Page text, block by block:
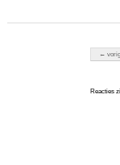
Berichten
←
Reacties